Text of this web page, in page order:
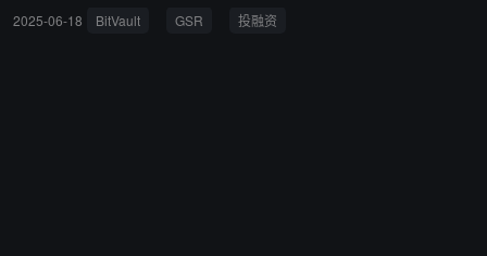
稳定币 bvUSD 及其收益型变体 sbvUSD。该协议将在由 Polygon La
2025-06-18 BitVault GSR 投融资